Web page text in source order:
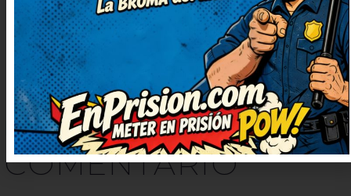
DEJARUN
COMENTARIO